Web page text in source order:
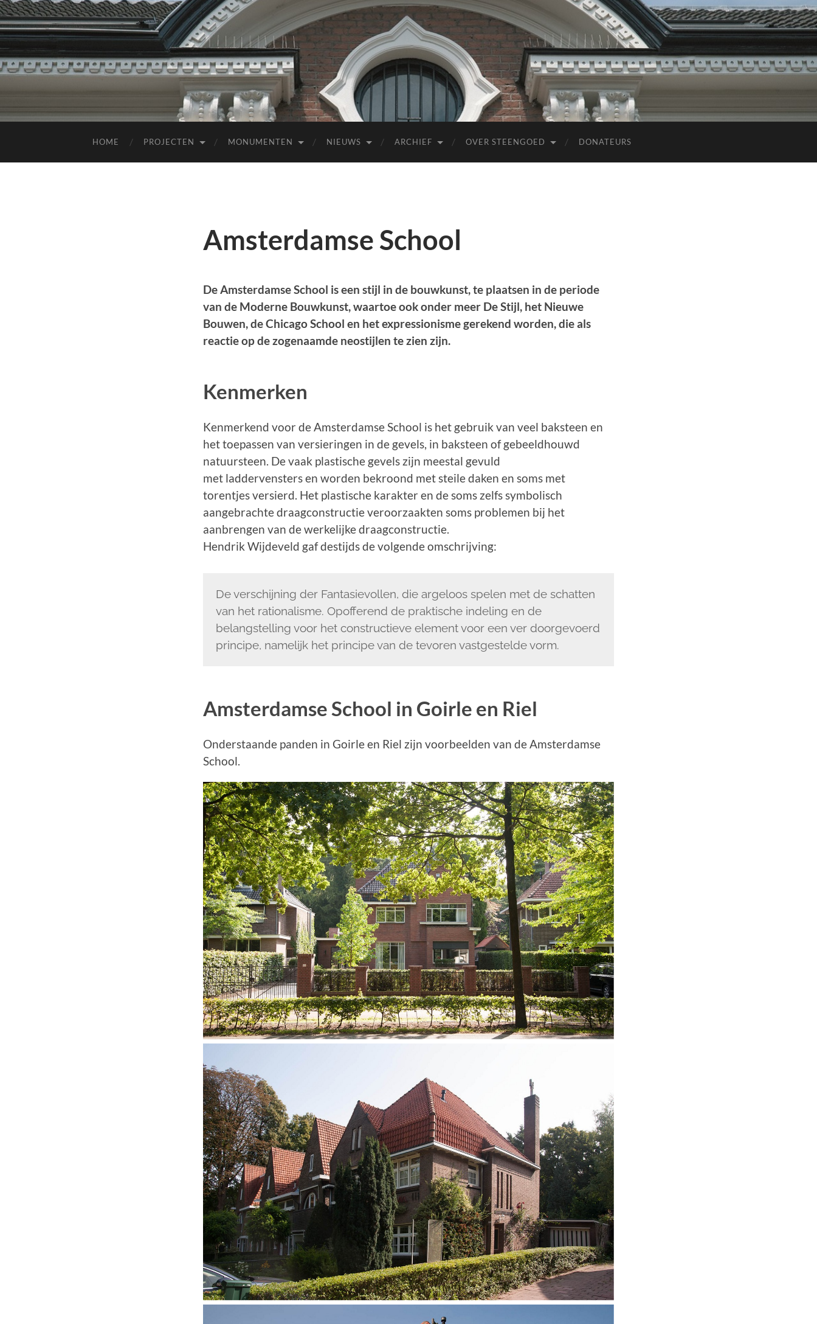
HOME PROJECTEN MONUMENTEN NIEUWS ARCHIEF OVER STEENGOED DONATEURS
Amsterdamse School
De Amsterdamse School is een stijl in de bouwkunst, te plaatsen in de periode
van de Moderne Bouwkunst, waartoe ook onder meer De Stijl, het Nieuwe
Bouwen, de Chicago School en het expressionisme gerekend worden, die als
reactie op de zogenaamde neostijlen te zien zijn.
Kenmerken
Kenmerkend voor de Amsterdamse School is het gebruik van veel baksteen en
het toepassen van versieringen in de gevels, in baksteen of gebeeldhouwd
natuursteen. De vaak plastische gevels zijn meestal gevuld
met laddervensters en worden bekroond met steile daken en soms met
torentjes versierd. Het plastische karakter en de soms zelfs symbolisch
aangebrachte draagconstructie veroorzaakten soms problemen bij het
aanbrengen van de werkelijke draagconstructie.
Hendrik Wijdeveld gaf destijds de volgende omschrijving:
De verschijning der Fantasievollen, die argeloos spelen met de schatten
van het rationalisme. Opofferend de praktische indeling en de
belangstelling voor het constructieve element voor een ver doorgevoerd
principe, namelijk het principe van de tevoren vastgestelde vorm.
Amsterdamse School in Goirle en Riel
Onderstaande panden in Goirle en Riel zijn voorbeelden van de Amsterdamse
School.